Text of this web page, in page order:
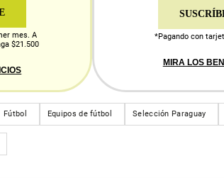
mes. A
$21.500
*Pagando con
MIRA LOS
Fútbol Equipos de fútbol Selección Paraguay